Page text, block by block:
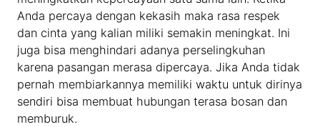
Anda percaya dengan kekasih maka rasa respek
dan cinta yang kalian miliki semakin meningkat. Ini
juga bisa menghindari adanya perselingkuhan
karena pasangan merasa dipercaya. Jika Anda tidak
pernah membiarkannya memiliki waktu untuk dirinya
sendiri bisa membuat hubungan terasa bosan dan
memburuk.